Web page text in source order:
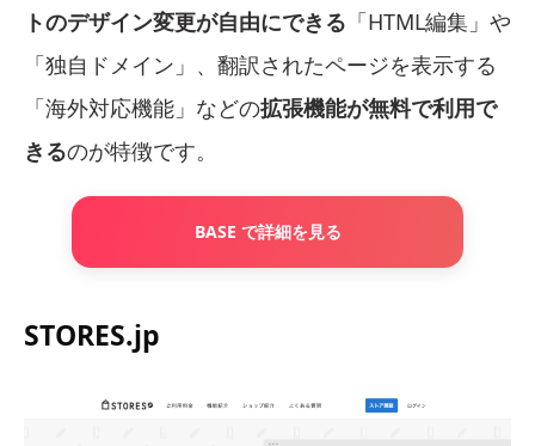
トのデザイン変更が自由にできる 「HTML編集」や
「独自ドメイン」、翻訳されたページを表示する
「海外対応機能」などの拡張機能が無料で利用で
きるのが特徴です。
BASE で詳細を見る
STORES.jp